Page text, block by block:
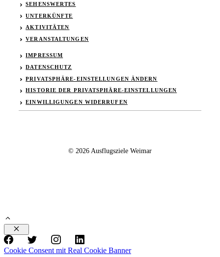
SEHENSWERTES
UNTERKÜNFTE
AKTIVITÄTEN
VERANSTALTUNGEN
IMPRESSUM
DATENSCHUTZ
PRIVATSPHÄRE-EINSTELLUNGEN ÄNDERN
HISTORIE DER PRIVATSPHÄRE-EINSTELLUNGEN
EINWILLIGUNGEN WIDERRUFEN
© 2026 Ausflugsziele Weimar
Schließen
Cookie Consent mit Real Cookie Banner